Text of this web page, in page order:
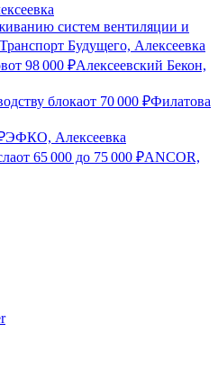
систем вентиляции и
Транспорт Будущего, Алексеевка
от 98 000 ₽Алексеевский Бекон,
блокаот 70 000 ₽Филатова
ЭФКО, Алексеевка
от 65 000 до 75 000 ₽ANCOR,